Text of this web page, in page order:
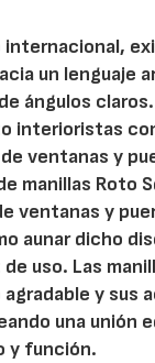
internacional,
un lenguaje
ángulos
interioristas
ventanas y
manillas Roto
ventanas y
aunar dicho
uso. Las
y sus
una unión
y función.